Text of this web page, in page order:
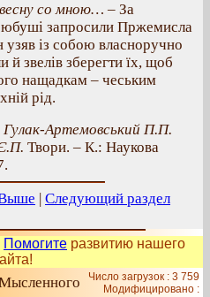
со мною… – За
запросили Пржемисла
узяв із собою власноручно
й звелів зберегти їх, щоб
нащадкам – чеським
рід.
Гулак-Артемовський П.П.
Твори. – К.: Наукова
| Следующий раздел
Помогите развитию нашего
Число загрузок : 3 759
Модифицировано :